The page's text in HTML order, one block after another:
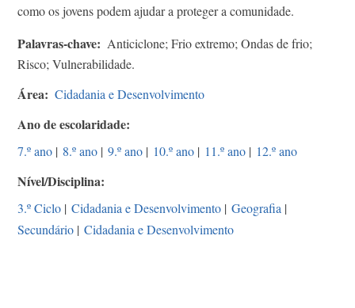
como os jovens podem ajudar a proteger a comunidade.
Palavras-chave
Anticiclone; Frio extremo; Ondas de frio;
Risco; Vulnerabilidade.
Área Cidadania e Desenvolvimento
Ano de escolaridade
7.º ano | 8.º ano | 9.º ano | 10.º ano | 11.º ano | 12.º ano
Nível/Disciplina
3.º Ciclo | Cidadania e Desenvolvimento | Geografia |
Secundário | Cidadania e Desenvolvimento